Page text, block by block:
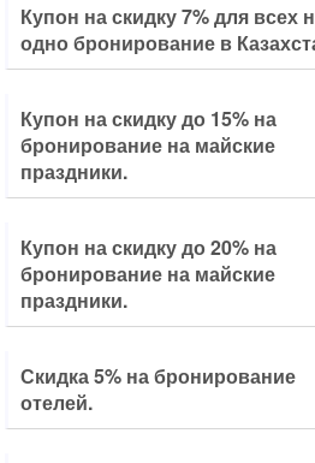
Купон на скидку 7% для всех
одно бронирование в
Купон на скидку до 15% на
бронирование на майские
праздники.
Купон на скидку до 20% на
бронирование на майские
праздники.
Скидка 5% на бронирование
отелей.